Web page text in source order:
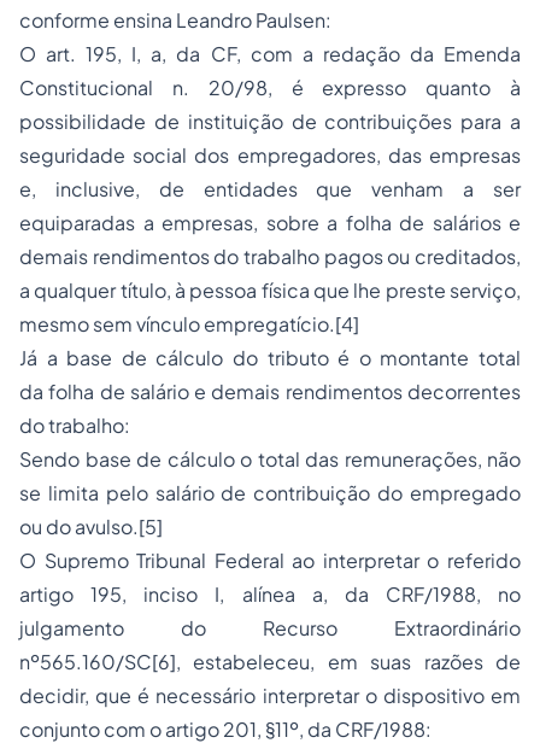
conforme ensina Leandro Paulsen:
O art. 195, I, a, da CF, com a redação da Emenda
Constitucional n. 20/98, é expresso quanto à
possibilidade de instituição de contribuições para a
seguridade social dos empregadores, das empresas
e, inclusive, de entidades que venham a ser
equiparadas a empresas, sobre a folha de salários e
demais rendimentos do trabalho pagos ou creditados,
a qualquer título, à pessoa física que lhe preste serviço,
mesmo sem vínculo empregatício.[4]
Já a base de cálculo do tributo é o montante total
dafolha de salário e demais rendimentos decorrentes
do trabalho:
Sendo base de cálculo o total das remunerações, não
se limita pelo salário de contribuição do empregado
ou do avulso.[5]
O Supremo Tribunal Federal ao interpretar o referido
artigo 195, inciso I, alínea a, da CRF/1988, no
julgamento do Recurso Extraordinário
nº565.160/SC[6], estabeleceu, em suas razões de
decidir, que é necessário interpretar o dispositivo em
conjunto com o artigo 201, §11º, da CRF/1988: